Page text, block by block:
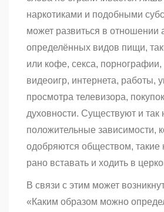
наркотиками и подобными
может развиться в отношении
определённых видов пищи,
или кофе, секса,
видеоигр, интернета, работы,
просмотра телевизора,
духовности. Существуют и
положительные зависимости,
одобряются обществом, такие
рано вставать и ходить в
В связи с этим может
«Каким образом можно